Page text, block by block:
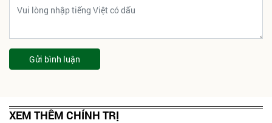
Gửi bình luận
XEM THÊM CHÍNH TRỊ